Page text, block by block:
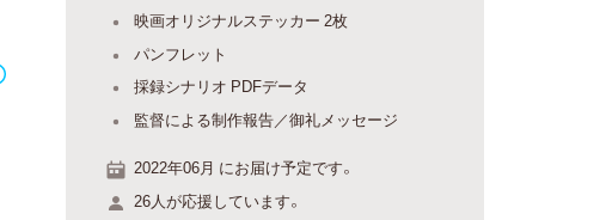
映画オリジナルステッカー 2枚
パンフレット
採録シナリオ PDFデータ
監督による制作報告／御礼メッセージ
2022年06月 にお届け予定です。
26人が応援しています。